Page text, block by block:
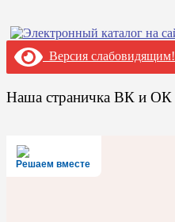
Версия слабовидящим!
Наша страничка ВК и ОК
Решаем вместе